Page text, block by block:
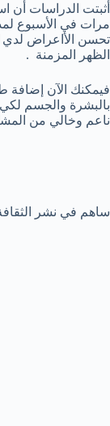
أثبتت الدراسات
مرات في الأسبوع
تحسن الأاعراض لدي
الظهر المزمنة .
فيمكنك الآن إضافة
بالبشرة والجسم
ناعم وخالي من
ساهم في نشر